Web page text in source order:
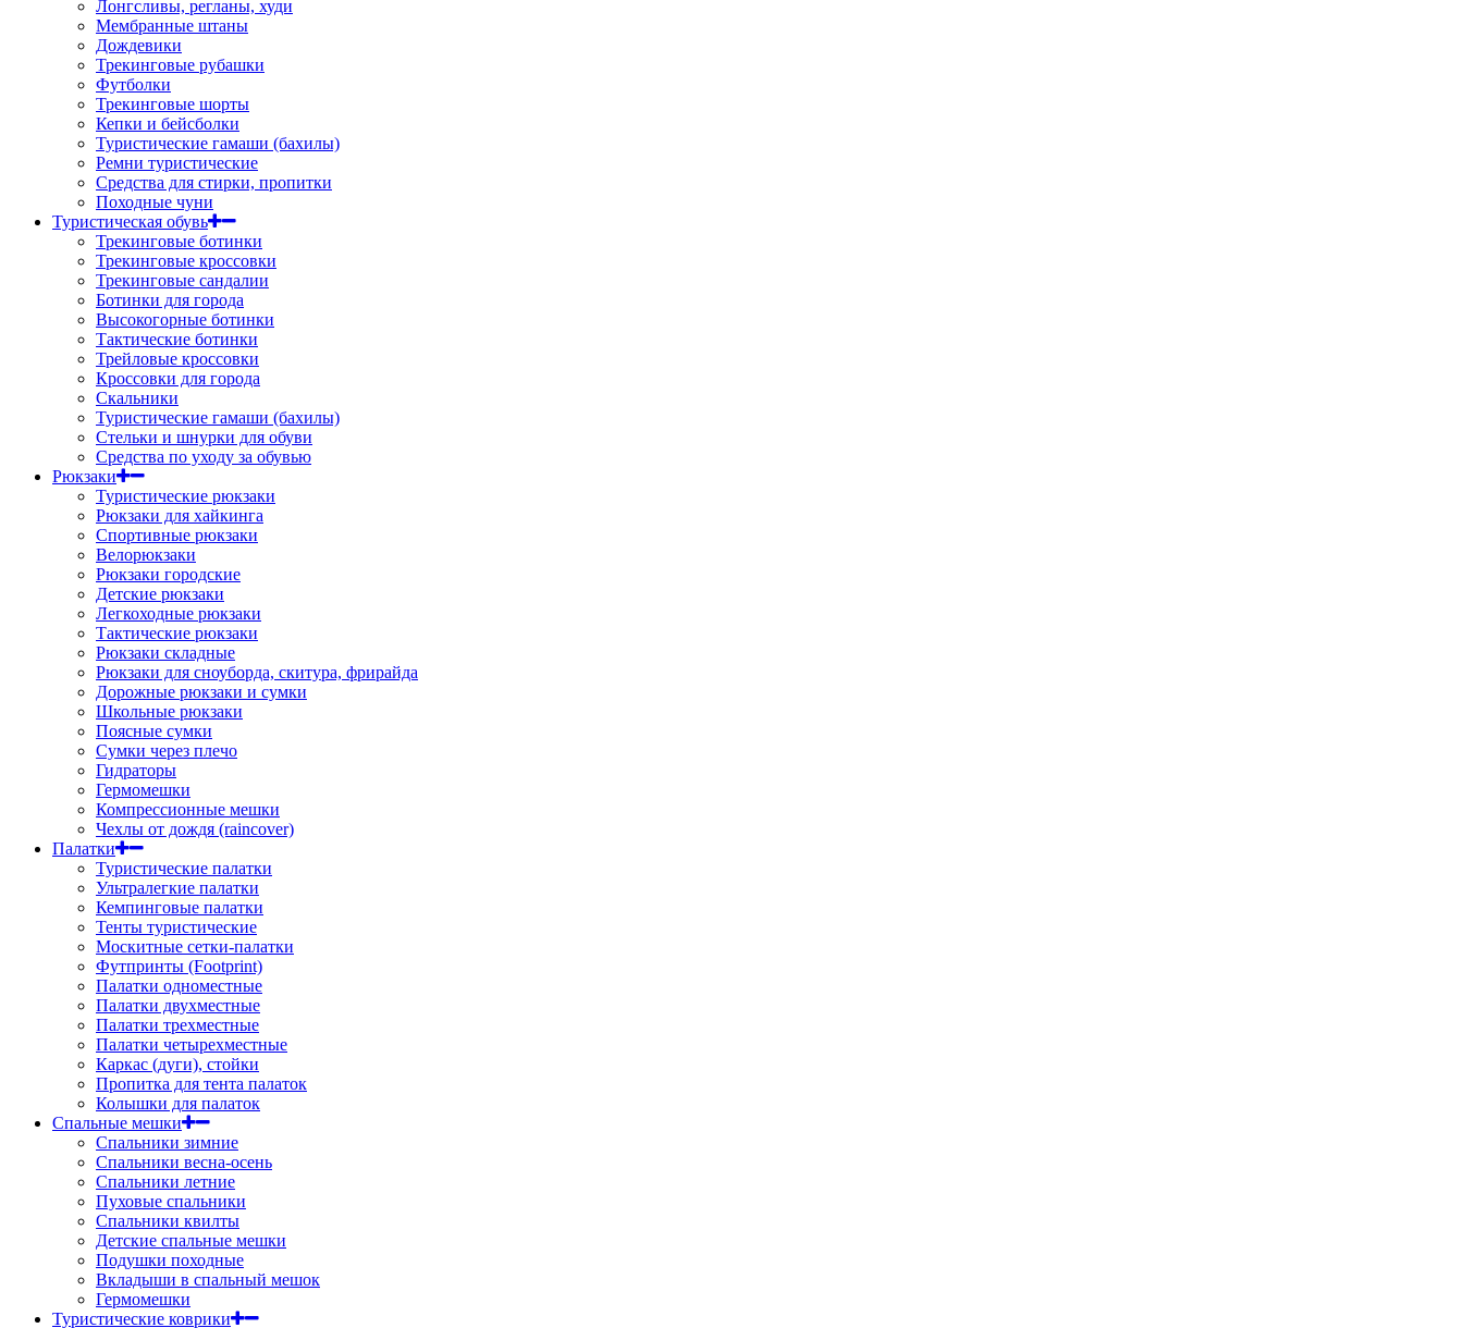
Лонгсливы, регланы, худи
Мембранные штаны
Дождевики
Трекинговые рубашки
Футболки
Трекинговые шорты
Кепки и бейсболки
Туристические гамаши (бахилы)
Ремни туристические
Средства для стирки, пропитки
Походные чуни
Туристическая обувь
Трекинговые ботинки
Трекинговые кроссовки
Трекинговые сандалии
Ботинки для города
Высокогорные ботинки
Тактические ботинки
Трейловые кроссовки
Кроссовки для города
Скальники
Туристические гамаши (бахилы)
Стельки и шнурки для обуви
Средства по уходу за обувью
Рюкзаки
Туристические рюкзаки
Рюкзаки для хайкинга
Спортивные рюкзаки
Велорюкзаки
Рюкзаки городские
Детские рюкзаки
Легкоходные рюкзаки
Тактические рюкзаки
Рюкзаки складные
Рюкзаки для сноуборда, скитура, фрирайда
Дорожные рюкзаки и сумки
Школьные рюкзаки
Поясные сумки
Сумки через плечо
Гидраторы
Гермомешки
Компрессионные мешки
Чехлы от дождя (raincover)
Палатки
Туристические палатки
Ультралегкие палатки
Кемпинговые палатки
Тенты туристические
Москитные сетки-палатки
Футпринты (Footprint)
Палатки одноместные
Палатки двухместные
Палатки трехместные
Палатки четырехместные
Каркас (дуги), стойки
Пропитка для тента палаток
Колышки для палаток
Спальные мешки
Спальники зимние
Спальники весна-осень
Спальники летние
Пуховые спальники
Спальники квилты
Детские спальные мешки
Подушки походные
Вкладыши в спальный мешок
Гермомешки
Туристические коврики